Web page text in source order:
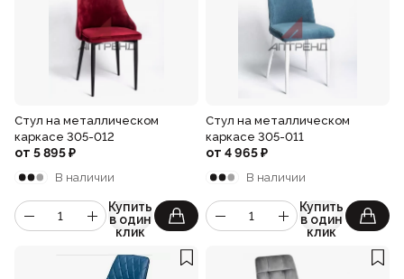
Стул на металлическом
каркасе 305-012
от 5 895₽
В наличии
Купить
в один
клик
Стул на металлическом
каркасе 305-011
от 4 965₽
В наличии
Купить
в один
клик